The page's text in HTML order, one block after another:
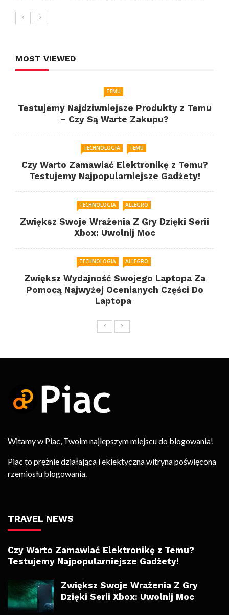
MOST VIEWED
TEMU
Testujemy Najdziwniejsze Produkty z Temu
– Czy Są Warte Zakupu?
TECHNOLOGIA TEMU
Czy Warto Zamawiać Elektronikę z Temu?
Testujemy Najpopularniejsze Gadżety!
TECHNOLOGIA ALLEGRO
Zwiększ Swoje Wrażenia Z Gry Dzięki Serii
Xbox: Uwolnij Moc
TECHNOLOGIA ALLEGRO
Zwiększ Wydajność Swojego Laptopa Za
Pomocą Najwyżej Ocenianych Części Do
Laptopa
Witamy w Piac, Twoim najlepszym miejscu do blogowania!
Piac to prężnie działająca i eklektyczna witryna poświęcona
rzemiosłu blogowania.
TRAVEL NEWS
Czy Warto Zamawiać Elektronikę z Temu?
Testujemy Najpopularniejsze Gadżety!
Zwiększ Swoje Wrażenia Z Gry
Dzięki Serii Xbox: Uwolnij Moc